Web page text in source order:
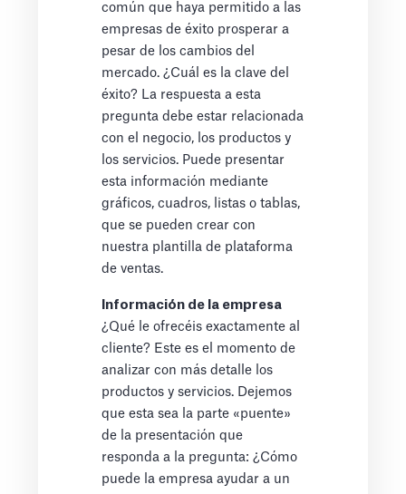
común que haya permitido a las
empresas de éxito prosperar a
pesar de los cambios del
mercado. ¿Cuál es la clave del
éxito? La respuesta a esta
pregunta debe estar relacionada
con el negocio, los productos y
los servicios. Puede presentar
esta información mediante
gráficos, cuadros, listas o tablas,
que se pueden crear con
nuestra plantilla de plataforma
de ventas.
Información de la empresa
¿Qué le ofrecéis exactamente al
cliente? Este es el momento de
analizar con más detalle los
productos y servicios. Dejemos
que esta sea la parte «puente»
de la presentación que
responda a la pregunta: ¿Cómo
puede la empresa ayudar a un